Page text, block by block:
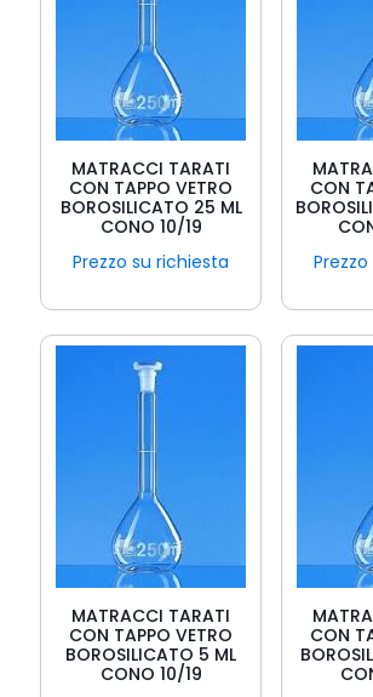
MATRACCI TARATI
CON TAPPO VETRO
BOROSILICATO 25 ML
CONO 10/19
Prezzo su richiesta
CON
MATRACCI TARATI
CON TAPPO VETRO
BOROSILICATO 5 ML
CONO 10/19
CON